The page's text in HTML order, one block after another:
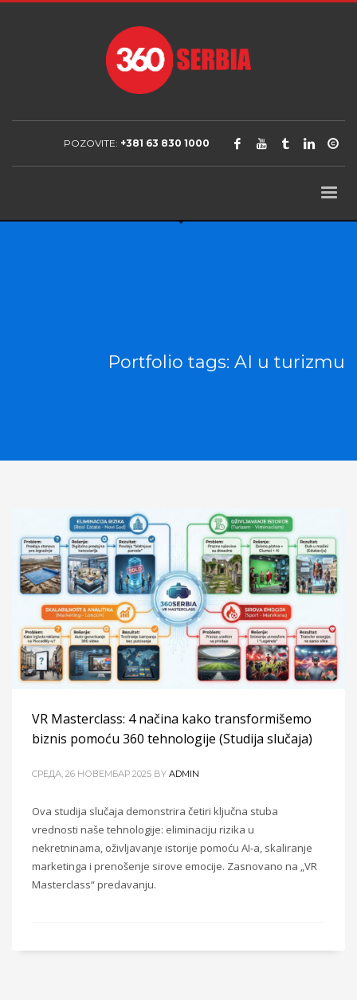
POZOVITE: +381 63 830 1000
Portfolio tags: AI u turizmu
VR Masterclass: 4 načina kako transformišemo
biznis pomoću 360 tehnologije (Studija slučaja)
CРЕДА, 26 НОВЕМБАР 2025 BY ADMIN
Ova studija slučaja demonstrira četiri ključna stuba
vrednosti naše tehnologije: eliminaciju rizika u
nekretninama, oživljavanje istorije pomoću AI-a, skaliranje
marketinga i prenošenje sirove emocije. Zasnovano na „VR
Masterclass“ predavanju.